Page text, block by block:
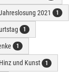
2021 1
1
1
und Kunst 1